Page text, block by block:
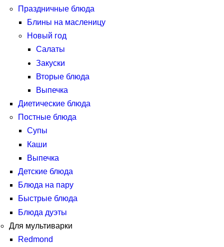
Праздничные блюда
Блины на масленицу
Новый год
Салаты
Закуски
Вторые блюда
Выпечка
Диетические блюда
Постные блюда
Супы
Каши
Выпечка
Детские блюда
Блюда на пару
Быстрые блюда
Блюда дуэты
Для мультиварки
Redmond